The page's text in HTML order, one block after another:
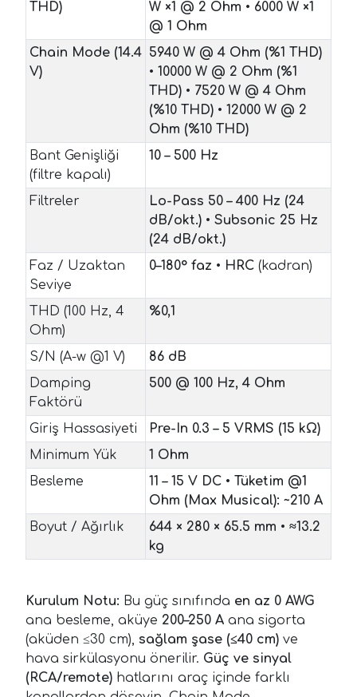
THD) W ×1 @ 2 Ohm • 6000 W ×1
@ 1 Ohm
Chain Mode (14.4
V)
5940 W @ 4 Ohm (%1 THD)
• 10000 W @ 2 Ohm (%1
THD) • 7520 W @ 4 Ohm
(%10 THD) • 12000 W @ 2
Ohm (%10 THD)
Bant Genişliği
(filtre kapalı)
10 – 500 Hz
Filtreler
Lo-Pass 50 – 400 Hz (24
dB/okt.) • Subsonic 25 Hz
(24 dB/okt.)
Faz / Uzaktan
Seviye
0–180° faz • HRC (kadran)
THD (100 Hz, 4
Ohm)
%0,1
S/N (A-w @1 V)
86 dB
Damping
Faktörü
500 @ 100 Hz, 4 Ohm
Giriş Hassasiyeti
Pre-In 0.3 – 5 VRMS (15 kΩ)
Minimum Yük
1 Ohm
Besleme
11 – 15 V DC • Tüketim @1
Ohm (Max Musical): ~210 A
Boyut / Ağırlık
644 × 280 × 65.5 mm • ≈13.2
kg
Kurulum Notu: Bu güç sınıfında en az 0 AWG
ana besleme, aküye 200–250 A ana sigorta
(aküden ≤30 cm), sağlam şase (≤40 cm) ve
hava sirkülasyonu önerilir. Güç ve sinyal
(RCA/remote) hatlarını araç içinde farklı